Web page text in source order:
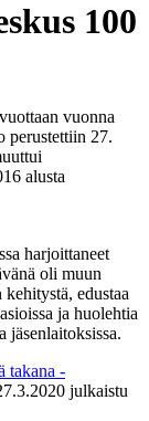
100
vuonna
perustettiin 27.
alusta
harjoittaneet
oli muun
kehitystä, edustaa
ja huolehtia
jäsenlaitoksissa.
takana -
julkaistu